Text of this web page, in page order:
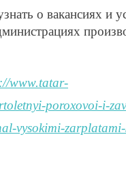
о вакансиях и
www.tatar-
poroxovoi-i-
vysokimi-